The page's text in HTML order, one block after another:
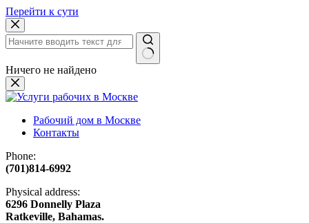
Перейти к сути
Ничего не найдено
Рабочий дом в Москве
Контакты
Phone:
(701)814-6992
Physical address:
​6296 Donnelly Plaza
Ratkeville, ​Bahamas.